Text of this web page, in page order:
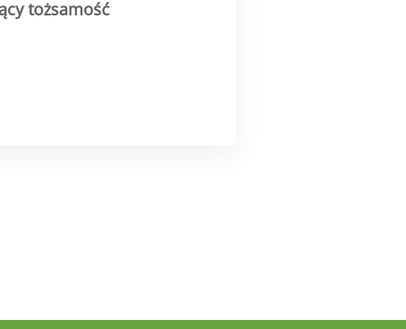
tożsamość